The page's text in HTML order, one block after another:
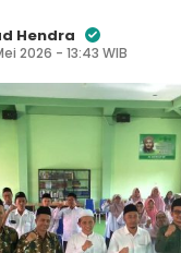
Hendra
2026 - 13:43 WIB